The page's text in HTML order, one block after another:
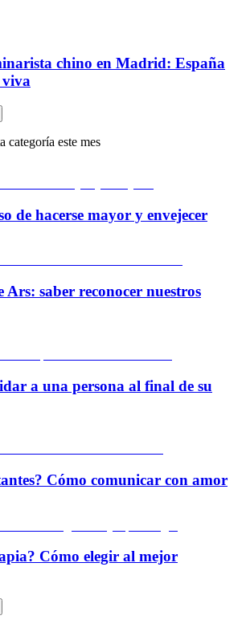
chino en Madrid: España
viva
categoría este mes
de hacerse mayor y envejecer
saber reconocer nuestros
a una persona al final de su
Cómo comunicar con amor
Cómo elegir al mejor